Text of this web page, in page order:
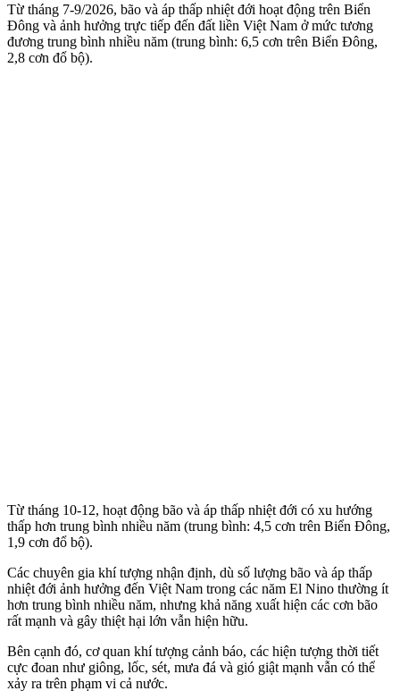
Từ tháng 7-9/2026, bão và áp thấp nhiệt đới hoạt động trên Biển
Đông và ảnh hưởng trực tiếp đến đất liền Việt Nam ở mức tương
đương trung bình nhiều năm (trung bình: 6,5 cơn trên Biển Đông,
2,8 cơn đổ bộ).
Từ tháng 10-12, hoạt động bão và áp thấp nhiệt đới có xu hướng
thấp hơn trung bình nhiều năm (trung bình: 4,5 cơn trên Biển Đông,
1,9 cơn đổ bộ).
Các chuyên gia khí tượng nhận định, dù số lượng bão và áp thấp
nhiệt đới ảnh hưởng đến Việt Nam trong các năm El Nino thường ít
hơn trung bình nhiều năm, nhưng khả năng xuất hiện các cơn bão
rất mạnh và gây thiệt hại lớn vẫn hiện hữu.
Bên cạnh đó, cơ quan khí tượng cảnh báo, các hiện tượng thời tiết
cực đoan như giông, lốc, sét, mưa đá và gió giật mạnh vẫn có thể
xảy ra trên phạm vi cả nước.